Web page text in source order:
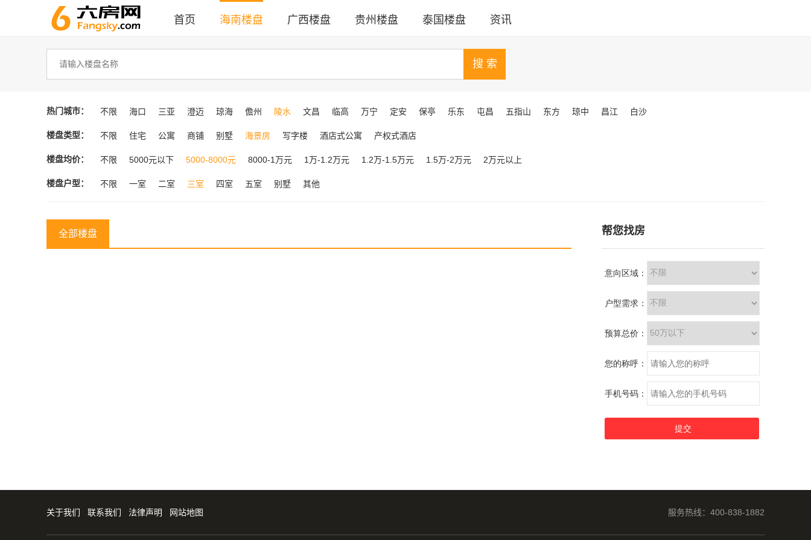
首页 海南楼盘 广西楼盘 贵州楼盘 泰国楼盘 资讯
热门城市： 不限 海口 三亚 澄迈 琼海 儋州 陵水 文昌 临高 万宁 定安 保亭 乐东 屯昌 五指山 东方 琼中 昌江 白沙
楼盘类型： 不限 住宅 公寓 商铺 别墅 海景房 写字楼 酒店式公寓 产权式酒店
楼盘均价： 不限 5000元以下 5000-8000元 8000-1万元 1万-1.2万元 1.2万-1.5万元 1.5万-2万元 2万元以上
楼盘户型： 不限 一室 二室 三室 四室 五室 别墅 其他
全部楼盘 帮您找房
关于我们 联系我们 法律声明 网站地图 服务热线：400-838-1882